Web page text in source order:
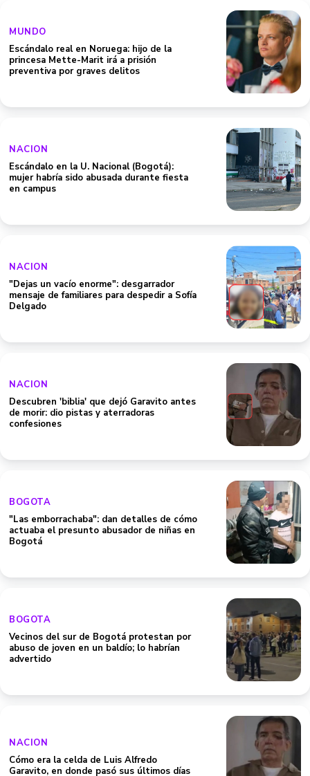
MUNDO
Escándalo real en Noruega: hijo de la
princesa Mette-Marit irá a prisión
preventiva por graves delitos
NACION
Escándalo en la U. Nacional (Bogotá):
mujer habría sido abusada durante fiesta
en campus
NACION
"Dejas un vacío enorme": desgarrador
mensaje de familiares para despedir a Sofía
Delgado
NACION
Descubren 'biblia' que dejó Garavito antes
de morir: dio pistas y aterradoras
confesiones
BOGOTA
"Las emborrachaba": dan detalles de cómo
actuaba el presunto abusador de niñas en
Bogotá
BOGOTA
Vecinos del sur de Bogotá protestan por
abuso de joven en un baldío; lo habrían
advertido
NACION
Cómo era la celda de Luis Alfredo
Garavito, en donde pasó sus últimos días